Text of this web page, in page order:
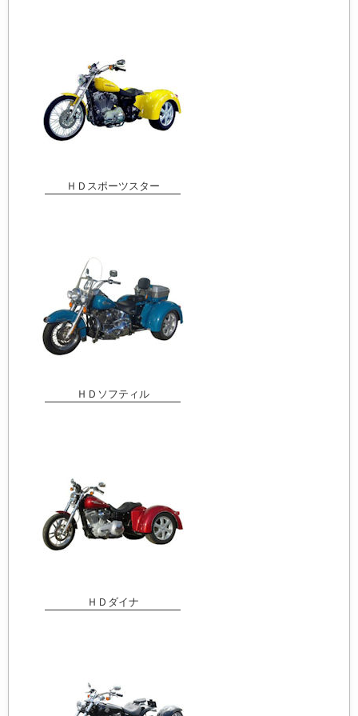
ＨＤスポーツスター
ＨＤソフティル
ＨＤダイナ